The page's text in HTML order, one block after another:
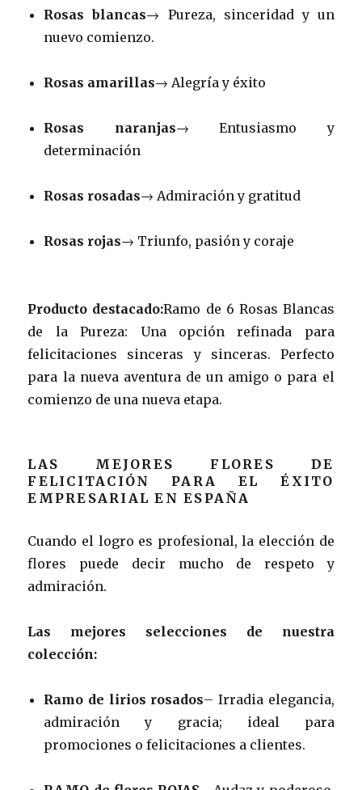
Rosas blancas→ Pureza, sinceridad y un
nuevo comienzo.
Rosas amarillas→ Alegría y éxito
Rosas naranjas→ Entusiasmo y
determinación
Rosas rosadas→ Admiración y gratitud
Rosas rojas→ Triunfo, pasión y coraje
Producto destacado:Ramo de 6 Rosas Blancas
de la Pureza: Una opción refinada para
felicitaciones sinceras y sinceras. Perfecto
para la nueva aventura de un amigo o para el
comienzo de una nueva etapa.
LAS MEJORES FLORES DE
FELICITACIÓN PARA EL ÉXITO
EMPRESARIAL EN ESPAÑA
Cuando el logro es profesional, la elección de
flores puede decir mucho de respeto y
admiración.
Las mejores selecciones de nuestra
colección:
Ramo de lirios rosados– Irradia elegancia,
admiración y gracia; ideal para
promociones o felicitaciones a clientes.